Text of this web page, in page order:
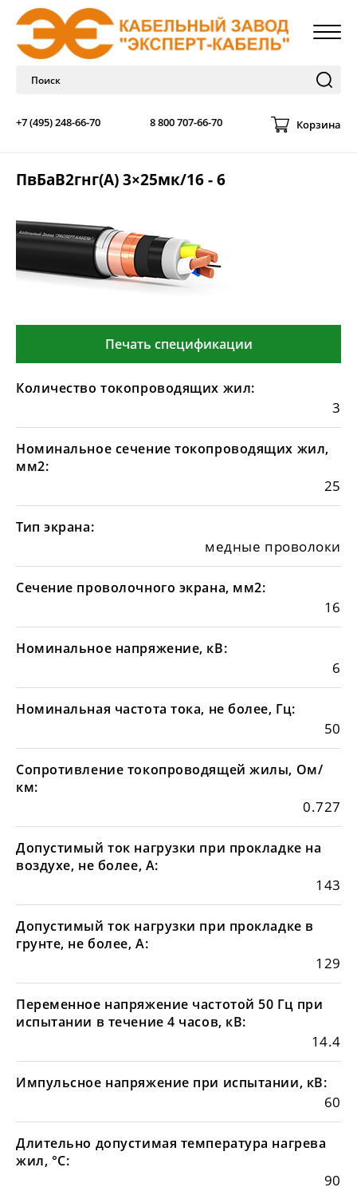
+7 (495) 248-66-70 8 800 707-66-70 Корзина
ПвБаВ2гнг(А) 3×25мк/16 - 6
Печать спецификации
Количество токопроводящих жил:
3
Номинальное сечение токопроводящих жил,
мм2:
25
Тип экрана:
медные проволоки
Сечение проволочного экрана, мм2:
16
Номинальное напряжение, кВ:
6
Номинальная частота тока, не более, Гц:
50
Сопротивление токопроводящей жилы, Ом/
км:
0.727
Допустимый ток нагрузки при прокладке на
воздухе, не более, А:
143
Допустимый ток нагрузки при прокладке в
грунте, не более, А:
129
Переменное напряжение частотой 50 Гц при
испытании в течение 4 часов, кВ:
14.4
Импульсное напряжение при испытании, кВ:
60
Длительно допустимая температура нагрева
жил, °С:
90